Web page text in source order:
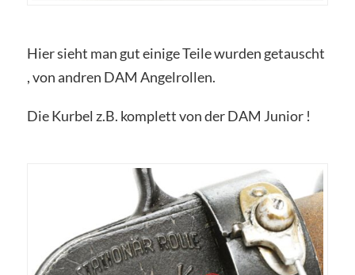
Hier sieht man gut einige Teile wurden getauscht
, von andren DAM Angelrollen.
Die Kurbel z.B. komplett von der DAM Junior !